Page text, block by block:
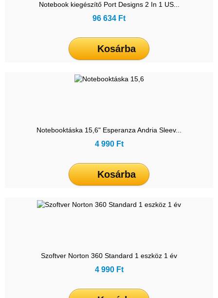
Notebook kiegészítő Port Designs 2 In 1 US...
96 634 Ft
Kosárba
Notebooktáska 15,6" Esperanza Andria Sleev...
4 990 Ft
Kosárba
Szoftver Norton 360 Standard 1 eszköz 1 év
4 990 Ft